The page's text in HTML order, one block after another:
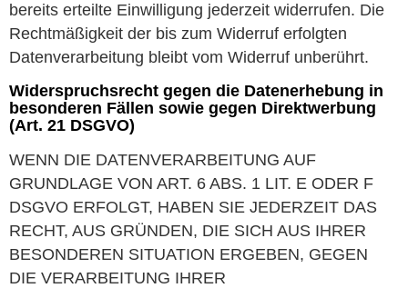
bereits erteilte Einwilligung jederzeit widerrufen. Die
Rechtmäßigkeit der bis zum Widerruf erfolgten
Datenverarbeitung bleibt vom Widerruf unberührt.
Widerspruchsrecht gegen die Datenerhebung in
besonderen Fällen sowie gegen Direktwerbung
(Art. 21 DSGVO)
WENN DIE DATENVERARBEITUNG AUF
GRUNDLAGE VON ART. 6 ABS. 1 LIT. E ODER F
DSGVO ERFOLGT, HABEN SIE JEDERZEIT DAS
RECHT, AUS GRÜNDEN, DIE SICH AUS IHRER
BESONDEREN SITUATION ERGEBEN, GEGEN
DIE VERARBEITUNG IHRER